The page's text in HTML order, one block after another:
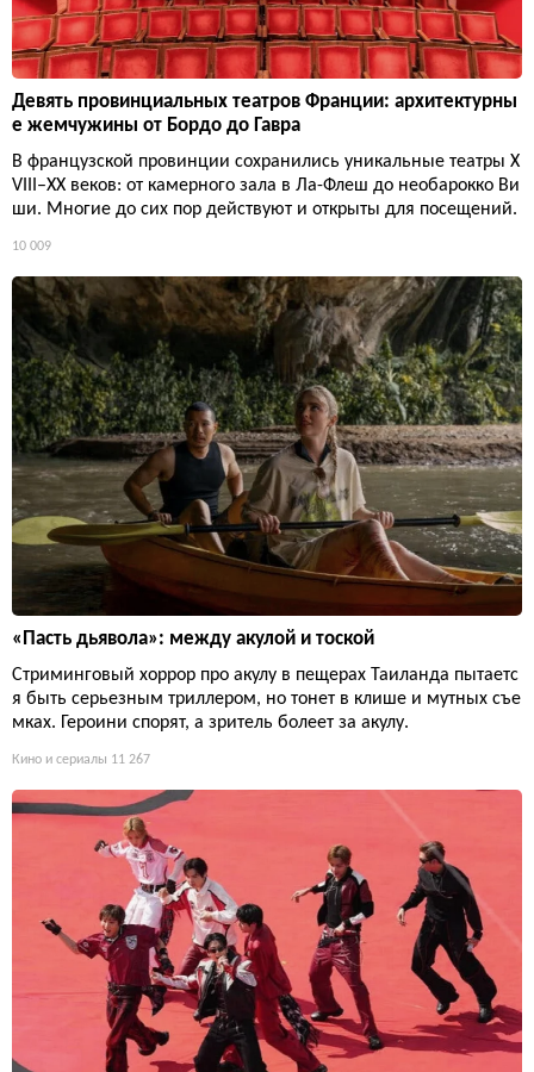
Девять провинциальных театров Франции: архитектурны
е жемчужины от Бордо до Гавра
В французской провинции сохранились уникальные театры X
VIII–XX веков: от камерного зала в Ла-Флеш до необарокко Ви
ши. Многие до сих пор действуют и открыты для посещений.
10 009
«Пасть дьявола»: между акулой и тоской
Стриминговый хоррор про акулу в пещерах Таиланда пытаетс
я быть серьезным триллером, но тонет в клише и мутных съе
мках. Героини спорят, а зритель болеет за акулу.
Кино и сериалы 11 267